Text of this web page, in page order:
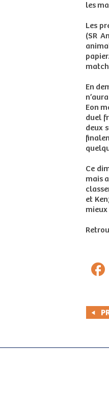
les
Les
(SR
En
Eon
duel
deux
Ce
mais
et
mieux